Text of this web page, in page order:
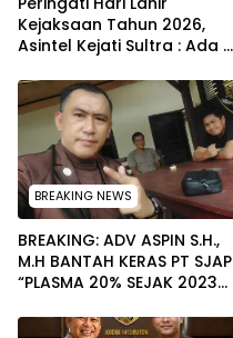
Kejaksaan Tahun 2026,
Asintel Kejati Sultra : Ada
sampai Adhyaksa Run
BREAKING NEWS
BREAKING: ADV ASPIN S.H.,
M.H BANTAH KERAS PT SJAP
“PLASMA 20% SEJAK 2023
WARGA WAWOONE!